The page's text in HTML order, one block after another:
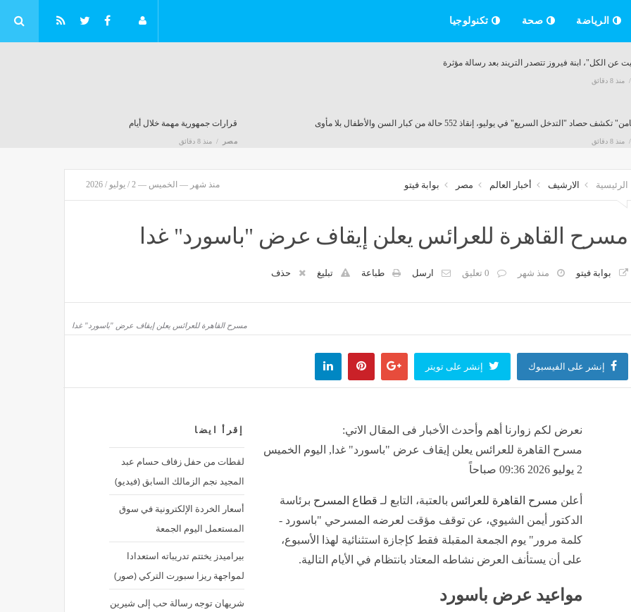
الرياضة صحة تكنولوجيا
عن الكل"، ابنة فيروز تتصدر التريند بعد رسالة مؤثرة
منذ 8 دقائق
خوان بيزيرا في الزمالك، عرض إماراتي بـ5 ملايين دولار وقرار حاسم من الإدارة
خارجية البحرين والسعودية يبحثان تعزيز التعاون وآخر المستجدات الإقليمية مجلس الدفاع الوطني في اليمن يتخذ قرارات للرد على هجمات الحوثيين
منذ ساعة واحدة منذ ساعة واحدة
منذ ساعة واحدة مصر منذ ساعة واحدة
الرئيسية الارشيف أخبار العالم مصر بوابة فيتو منذ شهر — الخميس — 2 / يوليو / 2026
مسرح القاهرة للعرائس يعلن إيقاف عرض "باسورد" غدا
بوابة فيتو منذ شهر 0 تعليق ارسل طباعة تبليغ حذف
مسرح القاهرة للعرائس يعلن إيقاف عرض "باسورد" غدا
إنشر على الفيسبوك إنشر على تويتر
إقرأ ايضا
لقطات من حفل زفاف حسام عبد
المجيد نجم الزمالك السابق (فيديو)
أسعار الخردة الإلكترونية في سوق
المستعمل اليوم الجمعة
بيراميدز يختتم تدريباته استعدادا
لمواجهة ريزا سبورت التركي (صور)
شريهان توجه رسالة حب إلى شيرين
نعرض لكم زوارنا أهم وأحدث الأخبار فى المقال الاتي:
مسرح القاهرة للعرائس يعلن إيقاف عرض "باسورد" غدا, اليوم الخميس
2 يوليو 2026 09:36 صباحاً
أعلن مسرح القاهرة للعرائس بالعتبة، التابع لـ قطاع المسرح برئاسة
الدكتور أيمن الشيوي، عن توقف مؤقت لعرضه المسرحي "باسورد -
كلمة مرور" يوم الجمعة المقبلة فقط كإجازة استثنائية لهذا الأسبوع،
على أن يستأنف العرض نشاطه المعتاد بانتظام في الأيام التالية.
مواعيد عرض باسورد